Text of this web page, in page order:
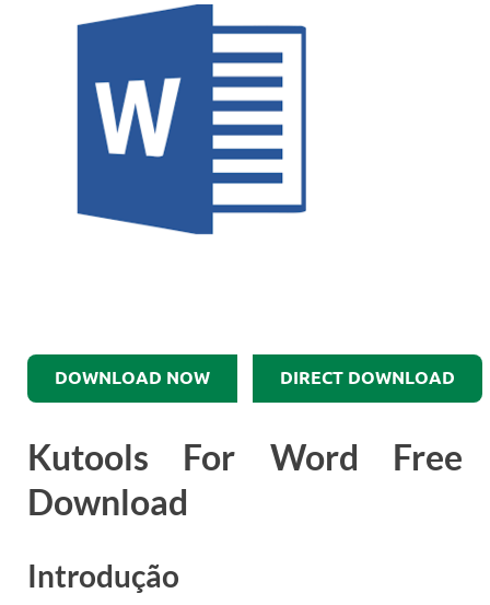
DOWNLOAD NOW DIRECT DOWNLOAD
Kutools For Word Free
Download
Introdução